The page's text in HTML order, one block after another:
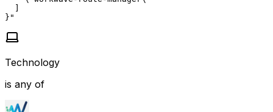
  ]
}"
Technology
is any of